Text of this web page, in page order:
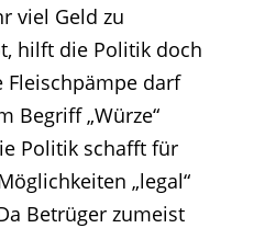
viel Geld zu
hilft die Politik doch
Fleischpämpe darf
Begriff „Würze“
Politik schafft für
„legal“
Betrüger zumeist